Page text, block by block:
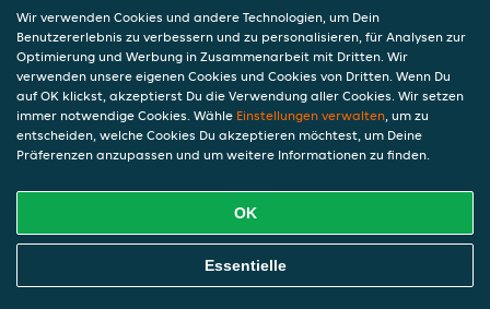
lieferung
Wir verwenden Cookies und andere Technologien, um Dein
Benutzererlebnis zu verbessern und zu personalisieren, für Analysen zur
Optimierung und Werbung in Zusammenarbeit mit Dritten. Wir
verwenden unsere eigenen Cookies und Cookies von Dritten. Wenn Du
auf OK klickst, akzeptierst Du die Verwendung aller Cookies. Wir setzen
immer notwendige Cookies. Wähle Einstellungen verwalten, um zu
entscheiden, welche Cookies Du akzeptieren möchtest, um Deine
Präferenzen anzupassen und um weitere Informationen zu finden.
OK
Essentielle